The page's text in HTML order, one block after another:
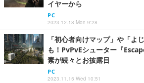
イヤーから
PC
2023.12.18 Mon 9:28
「初心者向けマップ」や「よ
も！PvPvEシューター『
素が続々とお披露目
PC
2023.11.15 Wed 10:51